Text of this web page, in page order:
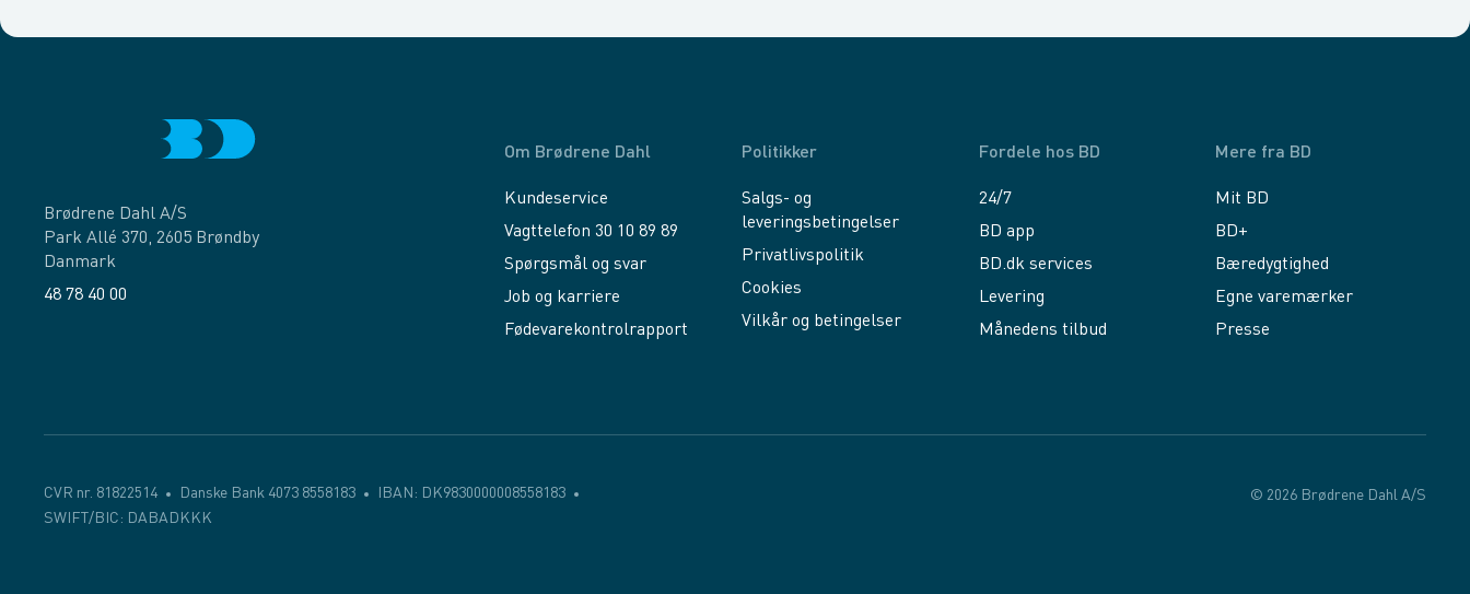
Brødrene Dahl A/S
Park Allé 370, 2605 Brøndby
Danmark
48 78 40 00
Om Brødrene Dahl
Kundeservice
Vagttelefon 30 10 89 89
Spørgsmål og svar
Job og karriere
Fødevarekontrolrapport
Politikker
Salgs- og
leveringsbetingelser
Privatlivspolitik
Cookies
Vilkår og betingelser
Fordele hos BD
24/7
BD app
BD.dk services
Levering
Månedens tilbud
Mere fra BD
Mit BD
BD+
Bæredygtighed
Egne varemærker
Presse
CVR nr. 81822514 Danske Bank 4073 8558183
IBAN: DK9830000008558183
SWIFT/BIC: DABADKKK
© 2026 Brødrene Dahl A/S